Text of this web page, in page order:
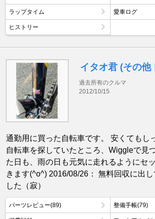
ラップタイム 愛車ログ
ヒストリー
イタオ君 (その他
過去所有のクルマ
2012/10/15
通勤用に買った自転車です。 安くてもし
自転車を探していたところ、Wiggleで見
た日も、雨の日も元気に走れるようにセ
きます(^o^) 2016/08/26： 無料回収に出し
した（寂）
パーツレビュー(89) 整備手帳(79)